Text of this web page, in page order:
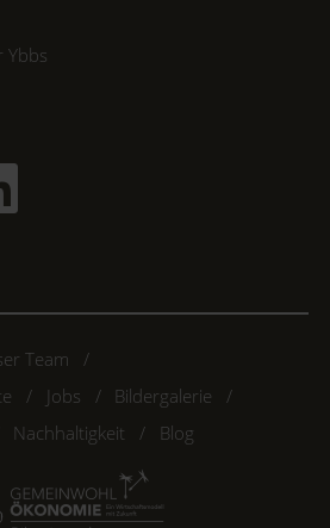
Ybbs
Team
Jobs
Bildergalerie
Nachhaltigkeit Blog